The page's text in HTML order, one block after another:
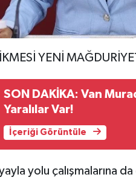
YENİ
SON DAKİKA: Van
Yaralılar Var!
İçeriği Görüntüle
yolu çalışmalarına